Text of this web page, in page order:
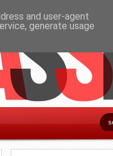
and user-agent
generate usage